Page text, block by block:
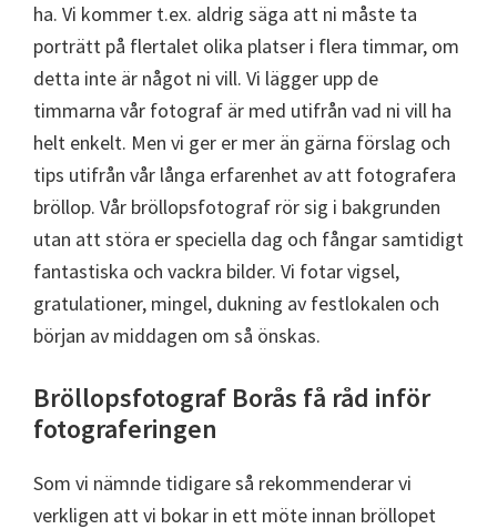
ha. Vi kommer t.ex. aldrig säga att ni måste ta
porträtt på flertalet olika platser i flera timmar, om
detta inte är något ni vill. Vi lägger upp de
timmarna vår fotograf är med utifrån vad ni vill ha
helt enkelt. Men vi ger er mer än gärna förslag och
tips utifrån vår långa erfarenhet av att fotografera
bröllop. Vår bröllopsfotograf rör sig i bakgrunden
utan att störa er speciella dag och fångar samtidigt
fantastiska och vackra bilder. Vi fotar vigsel,
gratulationer, mingel, dukning av festlokalen och
början av middagen om så önskas.
Bröllopsfotograf Borås få råd inför
fotograferingen
Som vi nämnde tidigare så rekommenderar vi
verkligen att vi bokar in ett möte innan bröllopet